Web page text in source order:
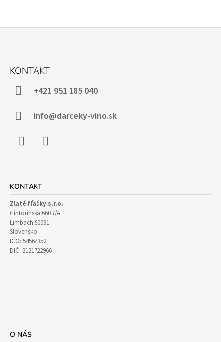
KONTAKT
+421 951 185 040
info@darceky-vino.sk
KONTAKT
Zlaté fľašky s.r.o.
Cintorínska 660 7/A
Limbach 90091
Slovensko
IČO: 54564352
DIČ: 2121722966
O NÁS